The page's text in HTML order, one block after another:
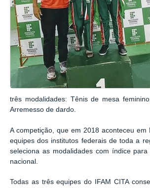
três modalidades: Tênis de mesa
Arremesso de dardo.
A competição, que em 2018 aconteceu em
equipes dos institutos federais de toda a
seleciona as modalidades com índice
nacional.
Todas as três equipes do IFAM CITA